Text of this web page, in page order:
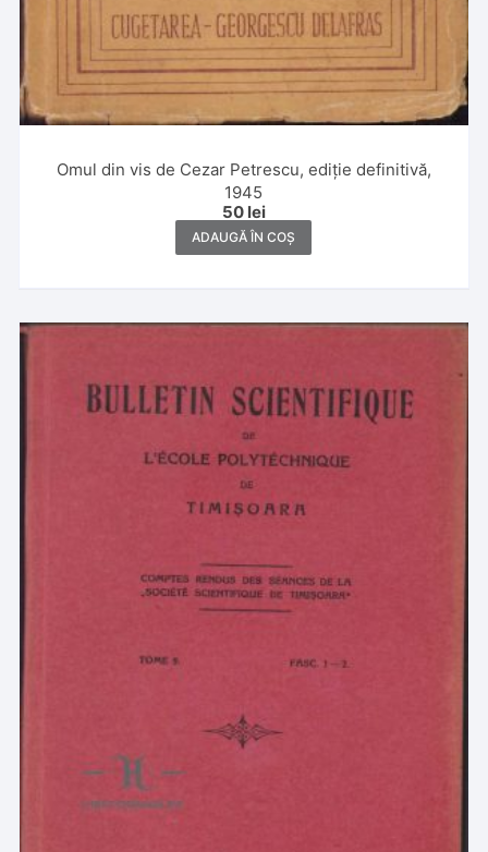
Omul din vis de Cezar Petrescu, ediție definitivă,
1945
50 lei
ADAUGĂ ÎN COȘ